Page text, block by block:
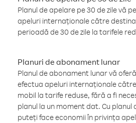
Planul de apelare pe 30 de zile vă
apeluri internaționale către
perioadă de 30 de zile la tarifele
Planuri de abonament lunar
Planul de abonament lunar vă
efectua apeluri internaționale
mobil la tarife reduse, fără a fi
planul la un moment dat. Cu planul
puteți face economii în privința